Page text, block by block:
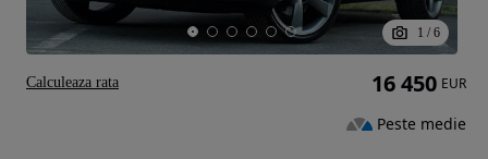
1 / 6
16 450 EUR
Peste medie
Calculeaza rata